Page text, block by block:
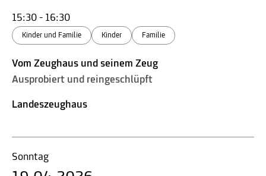
15:30 - 16:30
Kinder und Familie Kinder Familie
Vom Zeughaus und seinem Zeug
Ausprobiert und reingeschlüpft
Landeszeughaus
Sonntag